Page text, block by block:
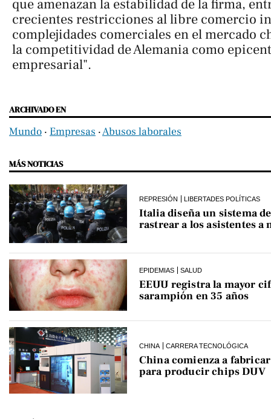
que amenazan la estabilidad de la firma,
crecientes restricciones al libre comercio
complejidades comerciales en el mercado
la competitividad de Alemania como
empresarial".
ARCHIVADO EN
Mundo ‧ Empresas ‧Abusos laborales
MÁS NOTICIAS
REPRESIÓN LIBERTADES POLÍTICAS
Italia diseña un sistema
rastrear a los asistentes a
EPIDEMIAS SALUD
EEUU registra la mayor
sarampión en 35 años
CHINA CARRERA TECNOLÓGICA
China comienza a
para producir chips DUV